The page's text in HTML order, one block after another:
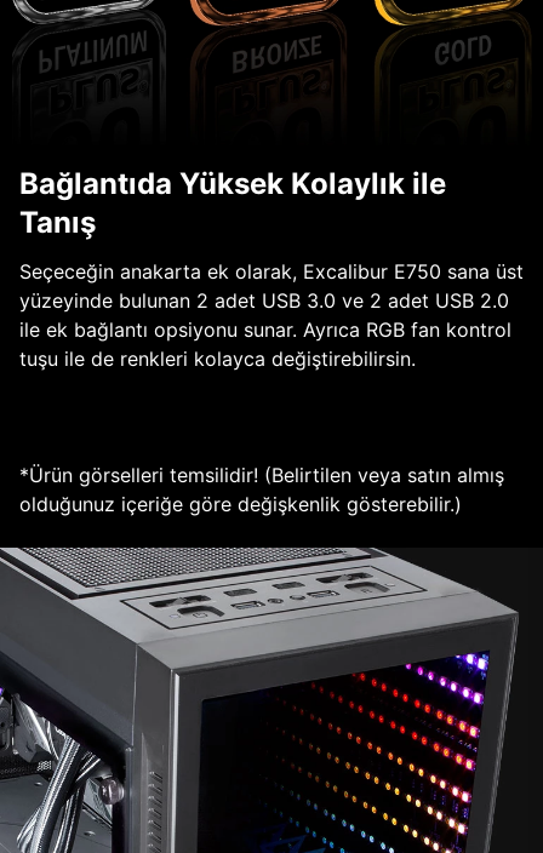
Bağlantıda Yüksek Kolaylık ile
Tanış
Seçeceğin anakarta ek olarak, Excalibur E750 sana üst
yüzeyinde bulunan 2 adet USB 3.0 ve 2 adet USB 2.0
ile ek bağlantı opsiyonu sunar. Ayrıca RGB fan kontrol
tuşu ile de renkleri kolayca değiştirebilirsin.
*Ürün görselleri temsilidir! (Belirtilen veya satın almış
olduğunuz içeriğe göre değişkenlik gösterebilir.)